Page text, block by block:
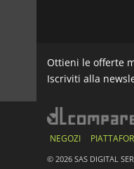
Ottieni le offerte
Iscriviti alla
NEGOZI
© 2026 SAS DIGITAL